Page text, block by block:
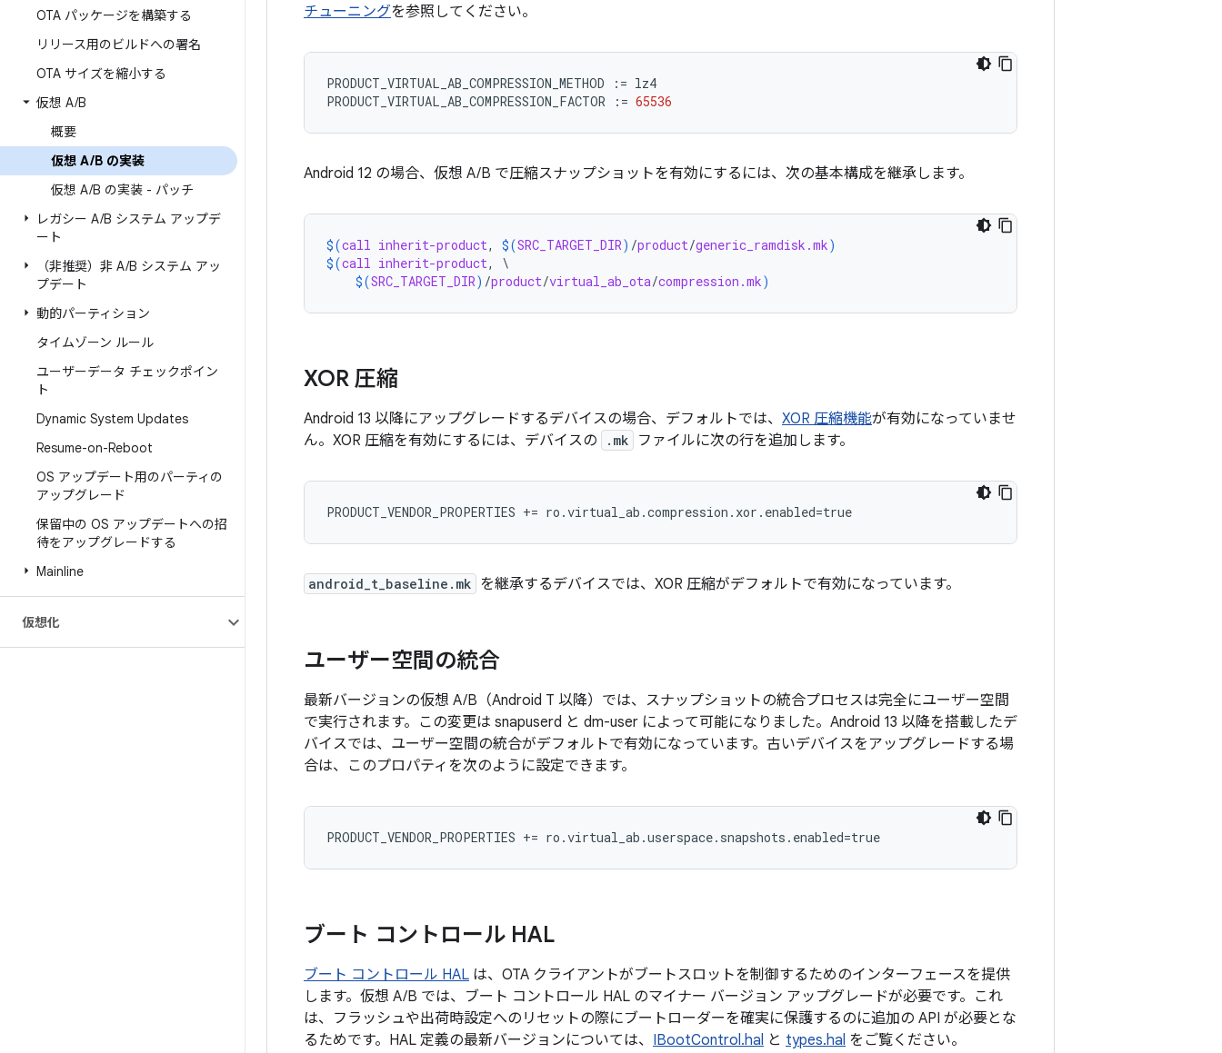
OTA パッケージを構築する
リリース用のビルドへの署名
OTA サイズを縮小する
仮想 A/B
概要
仮想 A/B の実装
仮想 A/B の実装 - パッチ
レガシー A/B システム アップデ
ート
（非推奨）非 A/B システム アッ
プデート
動的パーティション
タイムゾーン ルール
ユーザーデータ チェックポイン
ト
Dynamic System Updates
Resume-on-Reboot
OS アップデート用のパーティの
アップグレード
保留中の OS アップデートへの招
待をアップグレードする
Mainline
仮想化
チューニングを参照してください。
PRODUCT_VIRTUAL_AB_COMPRESSION_METHOD := lz4
PRODUCT_VIRTUAL_AB_COMPRESSION_FACTOR
:= 65536
Android 12 の場合、仮想 A/B で圧縮スナップショットを有効にするには、次の基本構成を継承します。
$(call inherit-product, $(SRC_TARGET_DIR) /product/generic_ramdisk.mk)
$(call inherit-product, \
$(SRC_TARGET_DIR) /product/virtual_ab_ota/compression.mk)
XOR 圧縮
Android 13 以降にアップグレードするデバイスの場合、デフォルトでは、 XOR 圧縮機能が有効になっていませ
ん。XOR 圧縮を有効にするには、デバイスの
.mk ファイルに次の行を追加します。
PRODUCT_VENDOR_PROPERTIES += ro .virtual_ab .compression . xor . enabled=true
android_t_baseline.mk を継承するデバイスでは、XOR 圧縮がデフォルトで有効になっています。
ユーザー空間の統合
最新バージョンの仮想 A/B（Android T 以降）では、スナップショットの統合プロセスは完全にユーザー空間
で実行されます。この変更は snapuserd と dm-user によって可能になりました。Android 13 以降を搭載したデ
バイスでは、ユーザー空間の統合がデフォルトで有効になっています。古いデバイスをアップグレードする場
合は、このプロパティを次のように設定できます。
PRODUCT_VENDOR_PROPERTIES += ro .virtual_ab .userspace. snapshots . enabled=true
ブート コントロール HAL
ブート コントロール HAL は、OTA クライアントがブートスロットを制御するためのインターフェースを提供
します。仮想 A/B では、ブート コントロール HAL のマイナー バージョン アップグレードが必要です。これ
は、フラッシュや出荷時設定へのリセットの際にブートローダーを確実に保護するのに追加の API が必要とな
るためです。HAL 定義の最新バージョンについては、 IBootControl.hal と types.hal をご覧ください。